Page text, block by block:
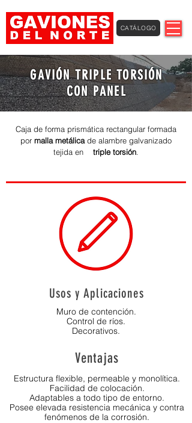
CATÁLOGO
GAVIÓN TRIPLE TORSIÓN
CON PANEL
Caja de forma prismática rectangular formada
por malla metálicade alambre galvanizado
tejida en triple torsión.
Usos y Aplicaciones
Muro de contención.
Control de ríos.
Decorativos.
Ventajas
Estructura flexible, permeable y monolítica.
Facilidad de colocación.
Adaptables a todo tipo de entorno.
Posee elevada resistencia mecánica y contra
fenómenos de la corrosión.